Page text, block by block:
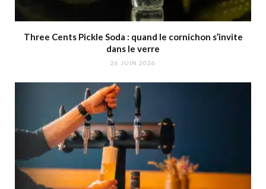
Three Cents Pickle Soda : quand le cornichon s’invite
dans le verre
26 JUIN 2026